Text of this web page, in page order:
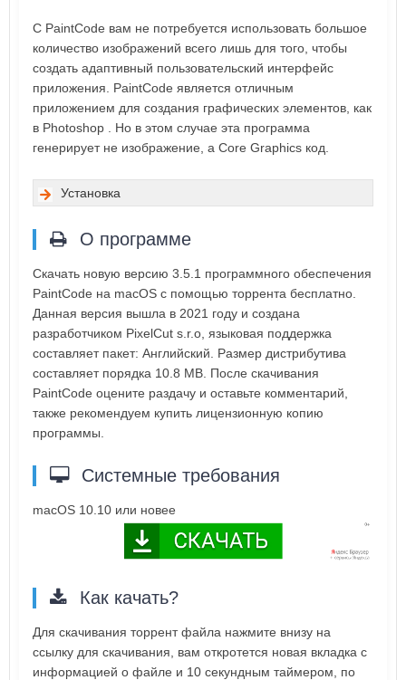
С PaintCode вам не потребуется использовать большое
количество изображений всего лишь для того, чтобы
создать адаптивный пользовательский интерфейс
приложения. PaintCode является отличным
приложением для создания графических элементов, как
в Photoshop . Но в этом случае эта программа
генерирует не изображение, а Core Graphics код.
Установка
О программе
Скачать новую версию 3.5.1 программного обеспечения
PaintCode на macOS с помощью торрента бесплатно.
Данная версия вышла в 2021 году и создана
разработчиком PixelCut s.r.o, языковая поддержка
составляет пакет: Английский. Размер дистрибутива
составляет порядка 10.8 MB. После скачивания
PaintCode оцените раздачу и оставьте комментарий,
также рекомендуем купить лицензионную копию
программы.
Системные требования
macOS 10.10 или новее
Как качать?
Для скачивания торрент файла нажмите внизу на
ссылку для скачивания, вам откротется новая вкладка с
информацией о файле и 10 секундным таймером, по